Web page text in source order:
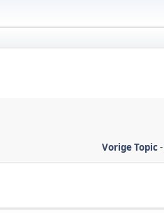
Vorige Topic-